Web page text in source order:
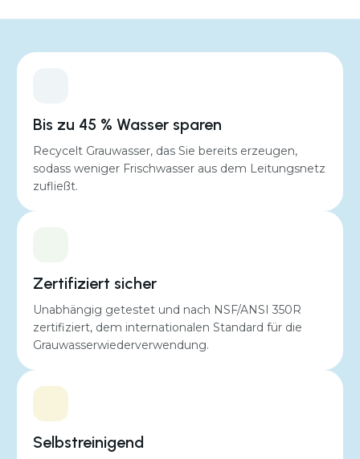
Geräuschpegel
29 bis 50 dB
durchschnittlicher Stromverbrauch
450 kWh pro Jahr
Bis zu 45 % Wasser sparen
Recycelt Grauwasser, das Sie bereits erzeugen,
sodass weniger Frischwasser aus dem Leitungsnetz
zufließt.
Zertifiziert sicher
Unabhängig getestet und nach NSF/ANSI 350R
zertifiziert, dem internationalen Standard für die
Grauwasserwiederverwendung.
Selbstreinigend